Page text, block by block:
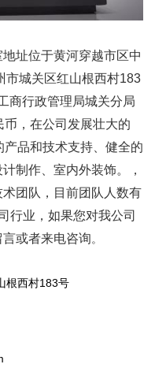
址位于黄河穿越市区中
市城关区红山根西村183
商行政管理局城关分局
，在公司发展壮大的
品和技术支持、健全的
制作、室内外装饰。，
团队，目前团队人数有
行业，如果您对我公司
或者来电咨询。
根西村183号